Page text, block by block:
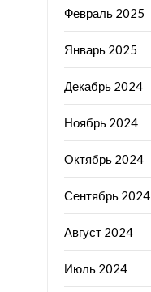
Февраль 2025
Январь 2025
Декабрь 2024
Ноябрь 2024
Октябрь 2024
Сентябрь 2024
Август 2024
Июль 2024